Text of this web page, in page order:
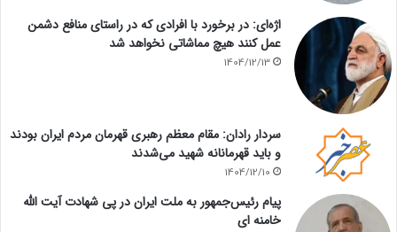
اژه‌ای: در برخورد با افرادی که در راستای منافع دشمن
عمل کنند هیچ مماشاتی نخواهد شد
1404/12/13
سردار رادان: مقام معظم رهبری قهرمان مردم ایران بودند
و باید قهرمانانه شهید می‌شدند
1404/12/10
پیام رئیس‌جمهور به ملت ایران در پی شهادت آیت الله
خامنه ای